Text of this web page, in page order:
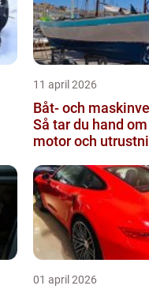
11 april 2026
Båt- och
Så tar du hand
motor och
01 april 2026